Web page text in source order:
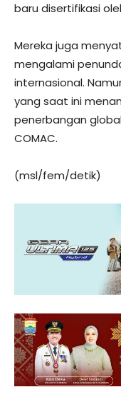
baru disertifikasi
Mereka juga
mengalami
internasional.
yang saat ini
penerbangan
COMAC.
(msl/fem/detik)